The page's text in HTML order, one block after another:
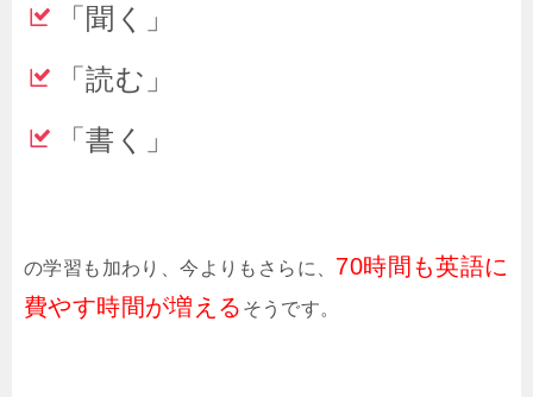
「聞く」
「読む」
「書く」
の学習も加わり、今よりもさらに、 70時間も英語に
費やす時間が増える そうです。